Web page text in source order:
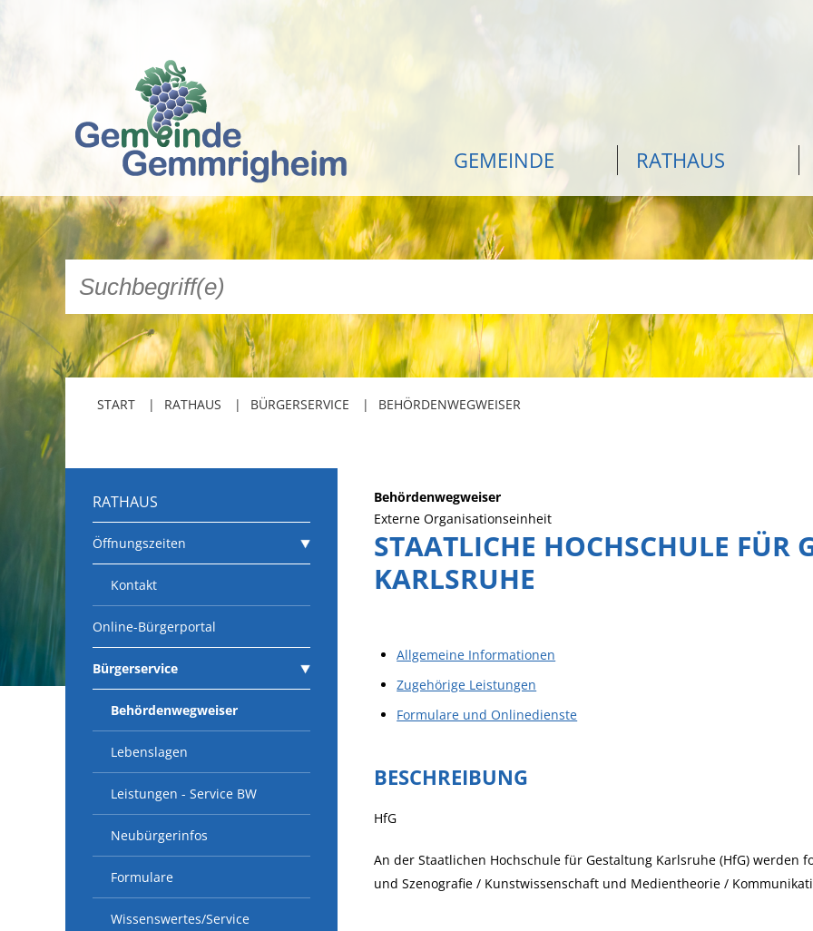
GEMEINDE RATHAUS
START RATHAUS BÜRGERSERVICE BEHÖRDENWEGWEISER
RATHAUS
Öffnungszeiten
Kontakt
Online-Bürgerportal
Bürgerservice
Behördenwegweiser
Lebenslagen
Leistungen - Service BW
Neubürgerinfos
Formulare
Wissenswertes/Service
Behördenwegweiser
Externe Organisationseinheit
STAATLICHE HOCHSCHULE FÜR
KARLSRUHE
Allgemeine Informationen
Zugehörige Leistungen
Formulare und Onlinedienste
BESCHREIBUNG
HfG
An der Staatlichen Hochschule für Gestaltung Karlsruhe (HfG) werden
und Szenografie / Kunstwissenschaft und Medientheorie /